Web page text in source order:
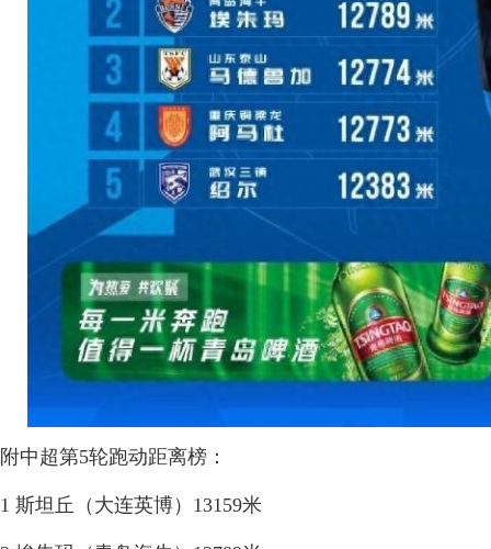
附中超第5轮跑动距离榜：
1 斯坦丘（大连英博）13159米